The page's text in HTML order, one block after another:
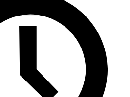
Großhandel